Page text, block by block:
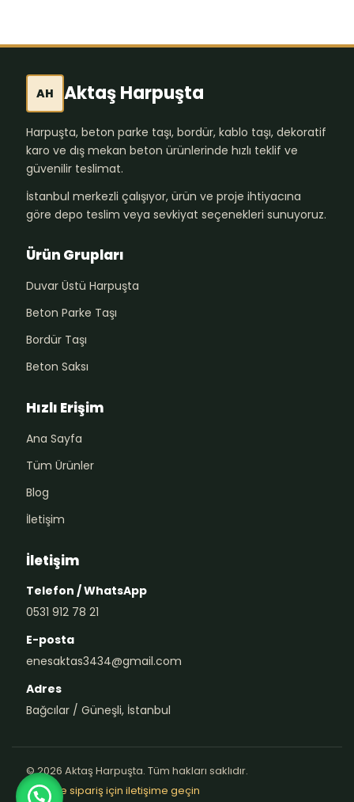
AH Aktaş Harpuşta
Harpuşta, beton parke taşı, bordür, kablo taşı, dekoratif
karo ve dış mekan beton ürünlerinde hızlı teklif ve
güvenilir teslimat.
İstanbul merkezli çalışıyor, ürün ve proje ihtiyacına
göre depo teslim veya sevkiyat seçenekleri sunuyoruz.
Ürün Grupları
Duvar Üstü Harpuşta
Beton Parke Taşı
Bordür Taşı
Beton Saksı
Hızlı Erişim
Ana Sayfa
Tüm Ürünler
Blog
İletişim
İletişim
Telefon / WhatsApp
0531 912 78 21
E-posta
enesaktas3434@gmail.com
Adres
Bağcılar / Güneşli, İstanbul
© 2026 Aktaş Harpuşta. Tüm hakları saklıdır.
Teklif ve sipariş için iletişime geçin